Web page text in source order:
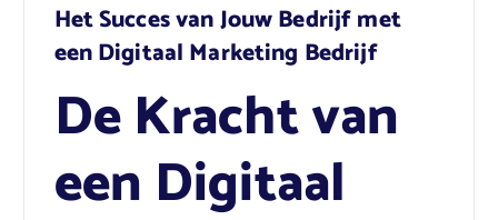
Het Succes van Jouw Bedrijf met
een Digitaal Marketing Bedrijf
De Kracht van
een Digitaal